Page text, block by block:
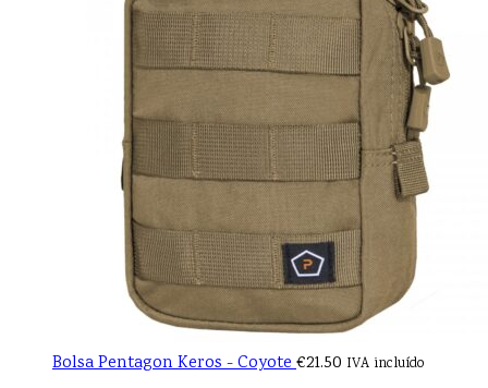
Bolsa Pentagon Keros - Coyote€21.50 IVA incluído